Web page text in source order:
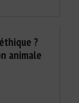
?
animale